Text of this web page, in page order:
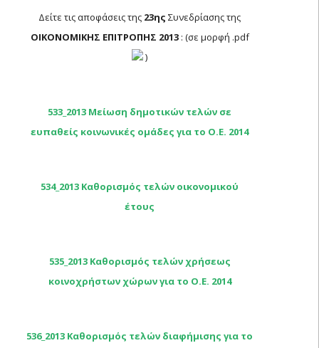
Δείτε τις αποφάσεις της 23ης Συνεδρίασης της
ΟΙΚΟΝΟΜΙΚΗΣ ΕΠΙΤΡΟΠΗΣ 2013 : (σε μορφή .pdf
)
533_2013 Μείωση δημοτικών τελών σε
ευπαθείς κοινωνικές ομάδες για το Ο.Ε. 2014
534_2013 Καθορισμός τελών οικονομικού
έτους
535_2013 Καθορισμός τελών χρήσεως
κοινοχρήστων χώρων για το Ο.Ε. 2014
536_2013 Καθορισμός τελών διαφήμισης για το